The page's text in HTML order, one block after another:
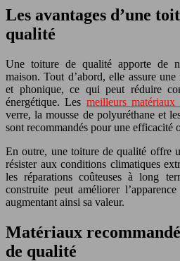
Les avantages d’une
qualité
Une toiture de qualité apporte de
maison. Tout d’abord, elle assure
et phonique, ce qui peut réduire
énergétique. Les meilleurs matériaux
verre, la mousse de polyuréthane et
sont recommandés pour une efficacité
En outre, une toiture de qualité offre
résister aux conditions climatiques
les réparations coûteuses à long
construite peut améliorer
augmentant ainsi sa valeur.
Matériaux
de qualité